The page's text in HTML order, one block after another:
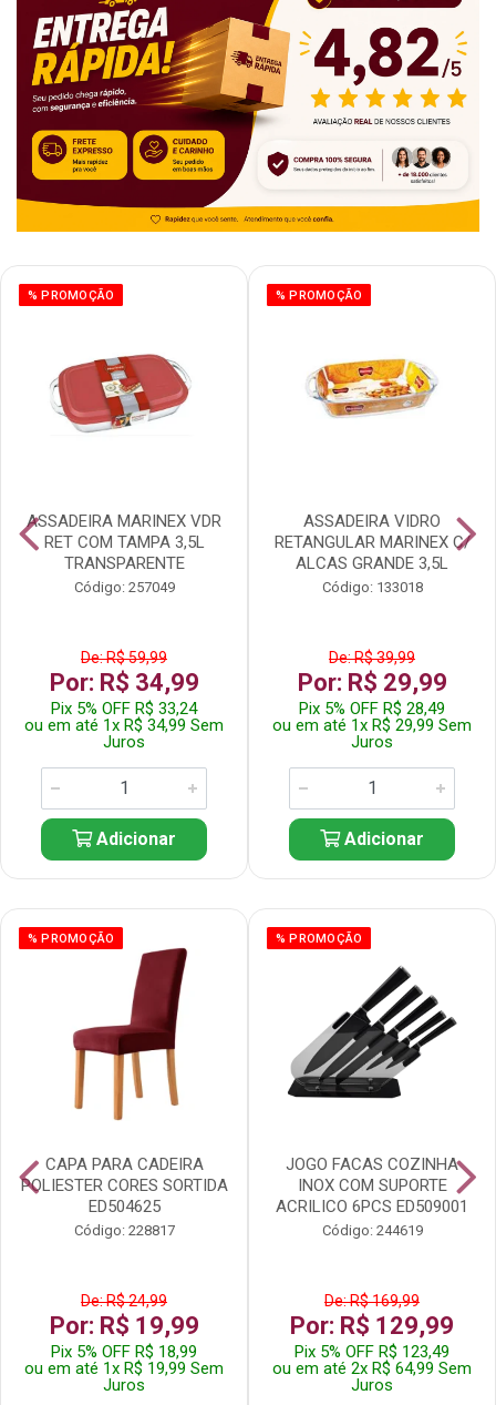
% PROMOÇÃO
ASSADEIRA MARINEX VDR
RET COM TAMPA 3,5L
TRANSPARENTE
Código: 257049
De: R$ 59,99
Por: R$ 34,99
Pix 5% OFF R$ 33,24
ou em até 1x R$ 34,99 Sem
Juros
Adicionar
% PROMOÇÃO
ASSADEIRA VIDRO
RETANGULAR MARINEX C/
ALCAS GRANDE 3,5L
Código: 133018
De: R$ 39,99
Por: R$ 29,99
Pix 5% OFF R$ 28,49
ou em até 1x R$ 29,99 Sem
Juros
Adicionar
% PROMOÇÃO
CAPA PARA CADEIRA
POLIESTER CORES SORTIDA
ED504625
Código: 228817
De: R$ 24,99
Por: R$ 19,99
Pix 5% OFF R$ 18,99
ou em até 1x R$ 19,99 Sem
Juros
% PROMOÇÃO
JOGO FACAS COZINHA
INOX COM SUPORTE
ACRILICO 6PCS ED509001
Código: 244619
De: R$ 169,99
Por: R$ 129,99
Pix 5% OFF R$ 123,49
ou em até 2x R$ 64,99 Sem
Juros